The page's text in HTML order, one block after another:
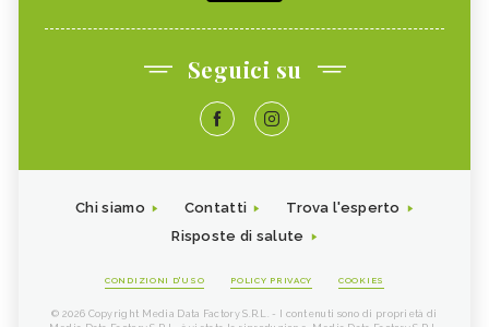
Seguici su
Chi siamo Contatti
Trova l'esperto
Risposte di salute
CONDIZIONI D'USO POLICY PRIVACY COOKIES
© 2026 Copyright Media Data Factory S.R.L. - I contenuti sono di proprietà di